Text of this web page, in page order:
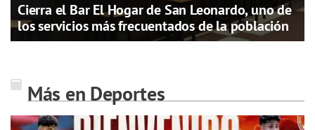
Cierra el Bar El Hogar de San Leonardo, uno de
los servicios más frecuentados de la población
Más en Deportes